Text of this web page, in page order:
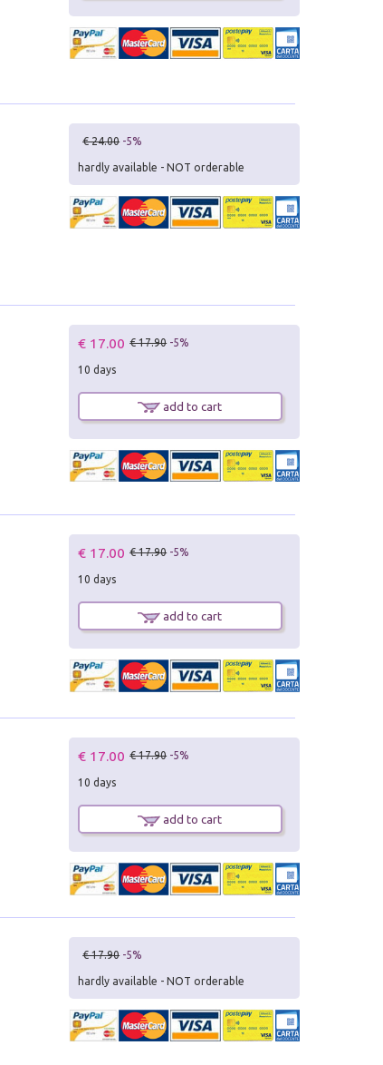
€ 24.00 -5%
hardly available - NOT orderable
€ 17.00 € 17.90 -5%
10 days
add to cart
€ 17.00 € 17.90 -5%
10 days
add to cart
€ 17.00 € 17.90 -5%
10 days
add to cart
€ 17.90 -5%
hardly available - NOT orderable